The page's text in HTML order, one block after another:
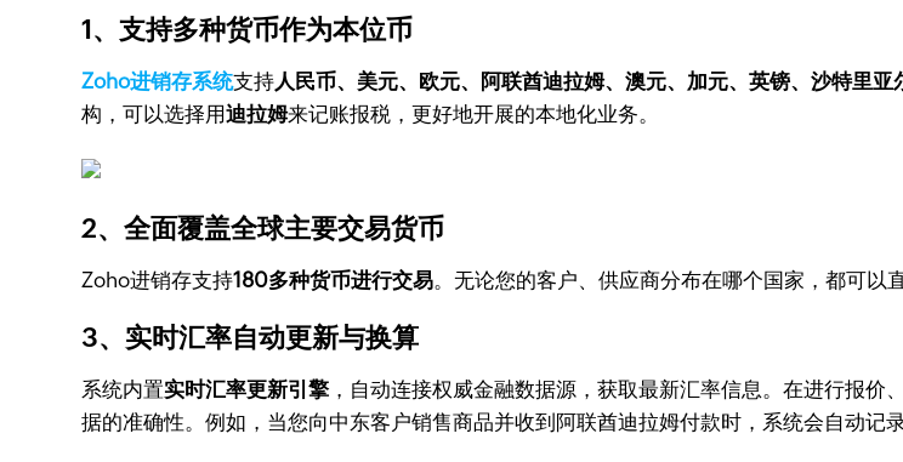
1、支持多种货币作为本位币
Zoho进销存系统支持人民币、美元、欧元、阿联酋迪拉姆、澳元、加元、英镑、沙特里亚
构，可以选择用迪拉姆来记账报税，更好地开展的本地化业务。
2、全面覆盖全球主要交易货币
Zoho进销存支持180多种货币进行交易。无论您的客户、供应商分布在哪个国家，都可以
3、实时汇率自动更新与换算
系统内置实时汇率更新引擎，自动连接权威金融数据源，获取最新汇率信息。在进行报
据的准确性。例如，当您向中东客户销售商品并收到阿联酋迪拉姆付款时，系统会自动记